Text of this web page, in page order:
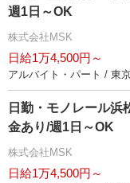
週1日～OK
株式会社MSK
日給1万4,500円～
アルバイト・パート / 東
日勤・モノレール浜
金あり/週1日～OK
株式会社MSK
日給1万4,500円～